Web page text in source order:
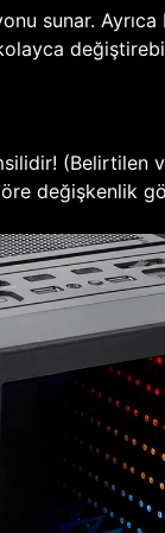
sunar.
(Belirtilen
değişkenlik